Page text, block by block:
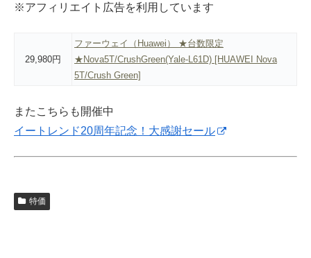
※アフィリエイト広告を利用しています
29,980円
ファーウェイ（Huawei） ★台数限定
★Nova5T/CrushGreen(Yale-L61D) [HUAWEI Nova
5T/Crush Green]
またこちらも開催中
イートレンド20周年記念！大感謝セール
特価